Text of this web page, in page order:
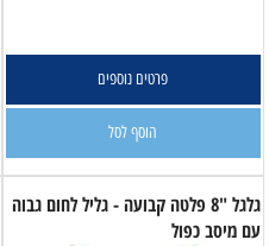
פרטים נוספים
הוסף לסל
גלגל "8 פלטה קבועה - גליל לחום גבוה
עם מיסב כפול